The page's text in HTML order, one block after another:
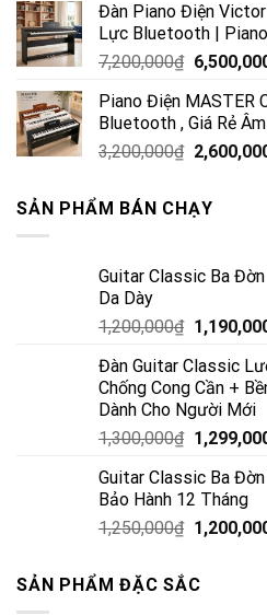
Đàn Piano Điện
Lực Bluetooth |
7,200,000₫
Piano Điện MASTER
Bluetooth , Giá Rẻ
3,200,000₫
SẢN PHẨM BÁN CHẠY
Guitar Classic Ba
Da Dày
1,200,000₫
Đàn Guitar Classic
Chống Cong Cần +
Dành Cho Người Mới
1,300,000₫
Guitar Classic Ba Đờn
Bảo Hành 12 Tháng
1,250,000₫
SẢN PHẨM ĐẶC SẮC